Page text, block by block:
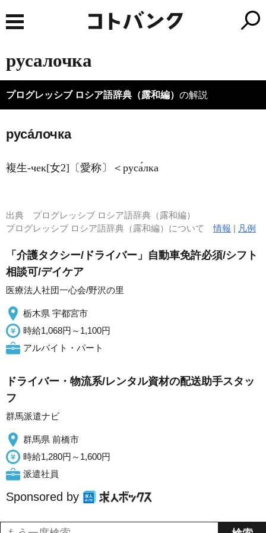
русалочка
プログレッシブ ロシア語辞典（露和編） の解説
руса́лочка
複生-чек[女2]〔愛称〕＜руса́лка
出典 プログレッシブ ロシア語辞典（露和編）
プログレッシブ ロシア語辞典（露和編）について情報 | 凡例
「介護タクシー/ドライバー」自動車免許必須/シフト
相談可/デイケア
医療法人社団一心会/野沢の里
栃木県 宇都宮市
時給1,068円～1,100円
アルバイト・パート
ドライバー・物流系/レンタル資材の配送助手スタッ
フ
群馬派遣ナビ
群馬県 前橋市
時給1,280円～1,600円
派遣社員
Sponsored by